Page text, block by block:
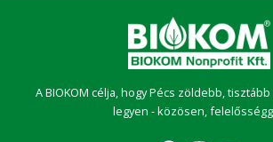
A BIOKOM célja, hogy Pécs zöldebb,
legyen - közösen,